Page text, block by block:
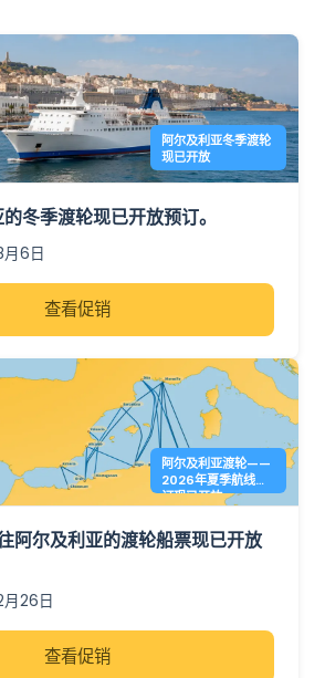
阿尔及利亚冬季渡轮
现已开放
冬季渡轮现已开放预订。
6日
查看促销
阿尔及利亚渡轮——
2026年夏季航线预
订现已开放
阿尔及利亚的渡轮船票现已开放
26日
查看促销